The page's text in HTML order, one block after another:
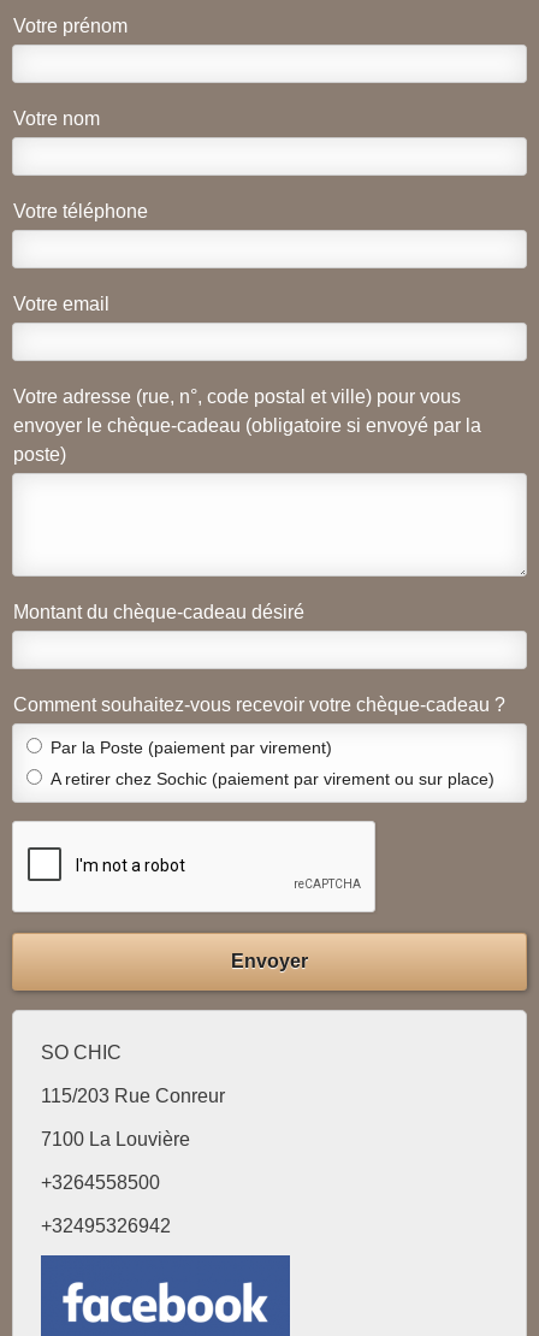
Votre prénom
Votre nom
Votre téléphone
Votre email
Votre adresse (rue, n°, code postal et ville) pour vous
envoyer le chèque-cadeau (obligatoire si envoyé par la
poste)
Montant du chèque-cadeau désiré
Comment souhaitez-vous recevoir votre chèque-cadeau ?
Par la Poste (paiement par virement)
A retirer chez Sochic (paiement par virement ou sur place)
Envoyer
SO CHIC
115/203 Rue Conreur
7100 La Louvière
+3264558500
+32495326942